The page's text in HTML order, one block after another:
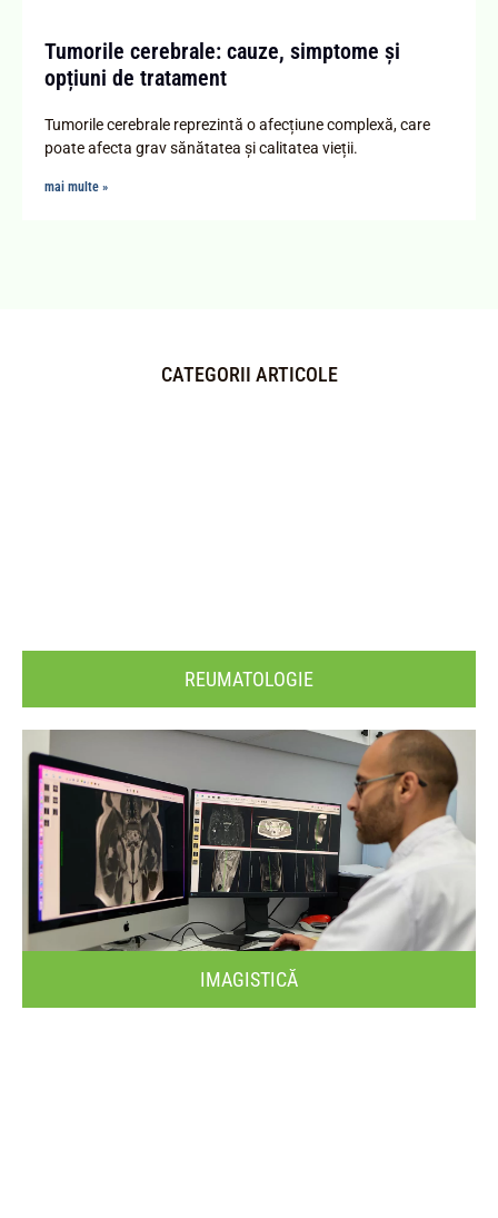
Tumorile cerebrale: cauze, simptome și
opțiuni de tratament
Tumorile cerebrale reprezintă o afecțiune complexă, care
poate afecta grav sănătatea și calitatea vieții.
mai multe »
CATEGORII ARTICOLE
REUMATOLOGIE
IMAGISTICĂ